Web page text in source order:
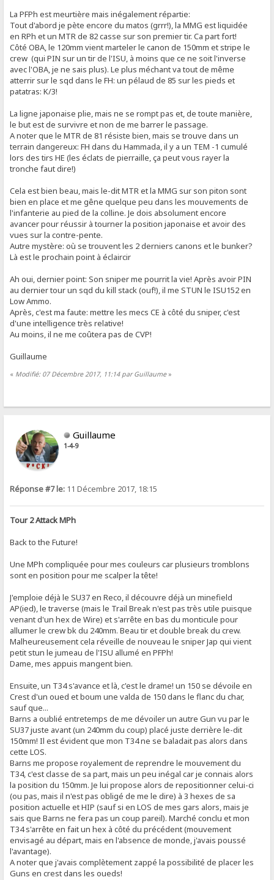
La PFPh est meurtière mais inégalement répartie:
Tout d'abord je pète encore du matos (grrr!), la MMG est liquidée
en RPh et un MTR de 82 casse sur son premier tir. Ca part fort!
Côté OBA, le 120mm vient marteler le canon de 150mm et stripe le
crew (qui PIN sur un tir de l'ISU, à moins que ce ne soit l'inverse
avec l'OBA, je ne sais plus). Le plus méchant va tout de même
atterrir sur le sqd dans le FH: un pélaud de 85 sur les pieds et
patatras: K/3!
La ligne japonaise plie, mais ne se rompt pas et, de toute manière,
le but est de survivre et non de me barrer le passage.
A noter que le MTR de 81 résiste bien, mais se trouve dans un
terrain dangereux: FH dans du Hammada, il y a un TEM -1 cumulé
lors des tirs HE (les éclats de pierraille, ça peut vous rayer la
tronche faut dire!)
Cela est bien beau, mais le-dit MTR et la MMG sur son piton sont
bien en place et me gêne quelque peu dans les mouvements de
l'infanterie au pied de la colline. Je dois absolument encore
avancer pour réussir à tourner la position japonaise et avoir des
vues sur la contre-pente.
Autre mystère: où se trouvent les 2 derniers canons et le bunker?
Là est le prochain point à éclaircir
Ah oui, dernier point: Son sniper me pourrit la vie! Après avoir PIN
au dernier tour un sqd du kill stack (ouf!), il me STUN le ISU152 en
Low Ammo.
Après, c'est ma faute: mettre les mecs CE à côté du sniper, c'est
d'une intelligence très relative!
Au moins, il ne me coûtera pas de CVP!
Guillaume
« Modifié: 07 Décembre 2017, 11:14 par Guillaume»
Guillaume
1-4-9
Réponse #7 le: 11 Décembre 2017, 18:15
Tour 2 Attack MPh
Back to the Future!
Une MPh compliquée pour mes couleurs car plusieurs tromblons
sont en position pour me scalper la tête!
J'emploie déjà le SU37 en Reco, il découvre déjà un minefield
AP(ied), le traverse (mais le Trail Break n'est pas très utile puisque
venant d'un hex de Wire) et s'arrête en bas du monticule pour
allumer le crew bk du 240mm. Beau tir et double break du crew.
Malheureusement cela réveille de nouveau le sniper Jap qui vient
petit stun le jumeau de l'ISU allumé en PFPh!
Dame, mes appuis mangent bien.
Ensuite, un T34 s'avance et là, c'est le drame! un 150 se dévoile en
Crest d'un oued et boum une valda de 150 dans le flanc du char,
sauf que...
Barns a oublié entretemps de me dévoiler un autre Gun vu par le
SU37 juste avant (un 240mm du coup) placé juste derrière le-dit
150mm! Il est évident que mon T34 ne se baladait pas alors dans
cette LOS.
Barns me propose royalement de reprendre le mouvement du
T34, c'est classe de sa part, mais un peu inégal car je connais alors
la position du 150mm. Je lui propose alors de repositionner celui-ci
(ou pas, mais il n'est pas obligé de me le dire) à 3 hexes de sa
position actuelle et HIP (sauf si en LOS de mes gars alors, mais je
sais que Barns ne fera pas un coup pareil). Marché conclu et mon
T34 s'arrête en fait un hex à côté du précédent (mouvement
envisagé au départ, mais en l'absence de monde, j'avais poussé
l'avantage).
A noter que j'avais complètement zappé la possibilité de placer les
Guns en crest dans les oueds!